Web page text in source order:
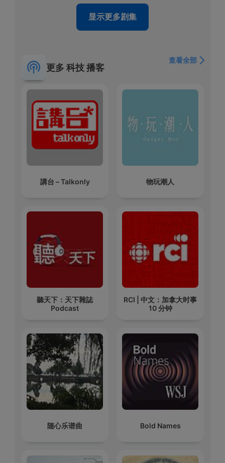
显示更多剧集
更多 科技 播客
查看全部
講台 – Talkonly 物玩潮人
聽天下：天下雜誌
Podcast
RCI | 中文：加拿大时事
10 分钟
随心乐谱曲 Bold Names